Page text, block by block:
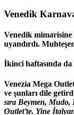
Venedik
Venedik mimarisine
uyandırdı.
İkinci haftasında
Venezia Mega
ve şunları dile
sıra Beymen,
Outlet’te. Yine